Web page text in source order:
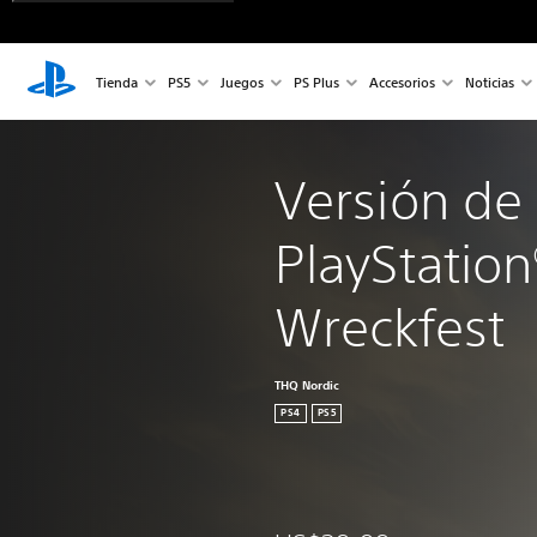
Tienda PS5 Juegos PS Plus Accesorios Noticias
Versión de
Wreckfest
THQ Nordic
PS4 PS5